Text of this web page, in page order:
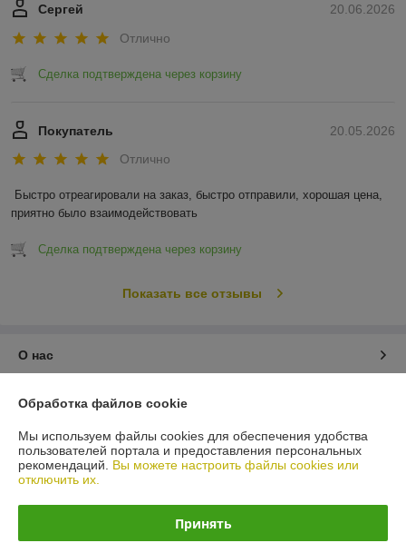
20.06.2026
Сергей
Отлично
Сделка подтверждена через корзину
20.05.2026
Покупатель
Отлично
Быстро отреагировали на заказ, быстро отправили, хорошая цена,
приятно было взаимодействовать
Сделка подтверждена через корзину
Показать все отзывы
О нас
Контакты
Доставка и оплата
График работы
Обработка файлов cookie
Мы используем файлы cookies для обеспечения удобства
пользователей портала и предоставления персональных
рекомендаций. Вы можете настроить файлы cookies или
отключить их.
Принять